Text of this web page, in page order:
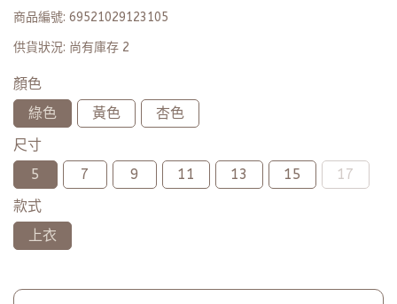
商品編號: 69521029123105
供貨狀況: 尚有庫存 2
顏色
綠色
黃色
杏色
尺寸
5
7 9 11 13 15
17
款式
上衣